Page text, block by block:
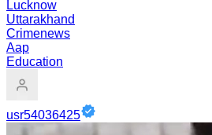
Lucknow
Uttarakhand
Crimenews
Aap
Education
usr54036425